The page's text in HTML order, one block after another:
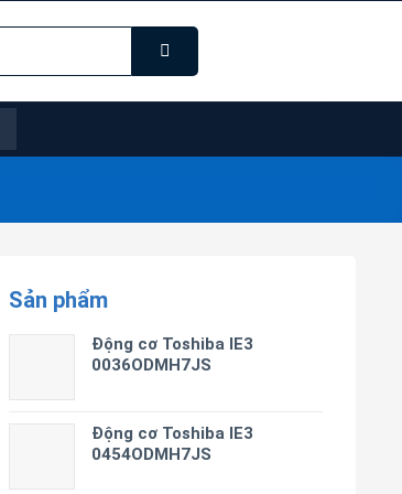
Sản phẩm
Động cơ Toshiba IE3
0036ODMH7JS
Động cơ Toshiba IE3
0454ODMH7JS